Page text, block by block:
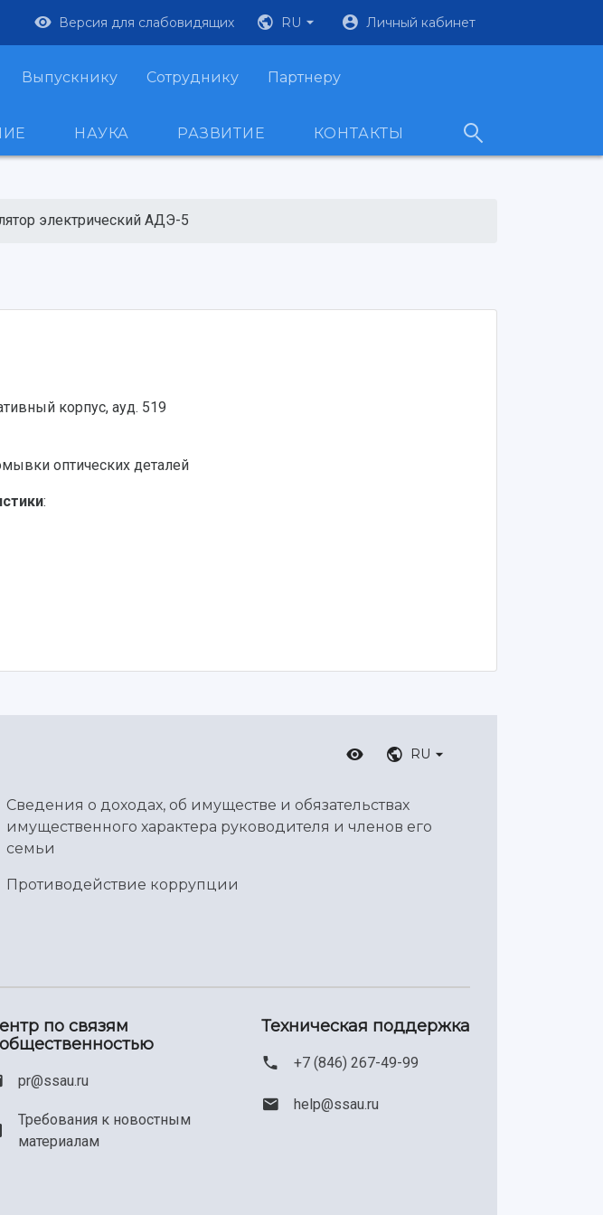
Версия для слабовидящих RU Личный кабинет
Выпускнику Сотруднику Партнеру
НАУКА РАЗВИТИЕ КОНТАКТЫ
электрический АДЭ-5
корпус, ауд. 519
оптических деталей
:
RU
Сведения о доходах, об имуществе и обязательствах
имущественного характера руководителя и членов его
семьи
Противодействие коррупции
по связям
pr@ssau.ru
Требования к новостным
материалам
Техническая поддержка
+7 (846) 267-49-99
help@ssau.ru